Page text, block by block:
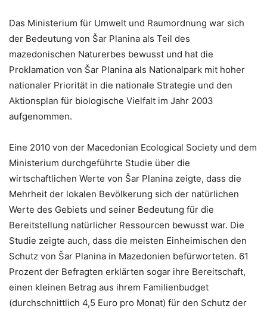
Das Ministerium für Umwelt und Raumordnung war sich
der Bedeutung von Šar Planina als Teil des
mazedonischen Naturerbes bewusst und hat die
Proklamation von Šar Planina als Nationalpark mit hoher
nationaler Priorität in die nationale Strategie und den
Aktionsplan für biologische Vielfalt im Jahr 2003
aufgenommen.
Eine 2010 von der Macedonian Ecological Society und dem
Ministerium durchgeführte Studie über die
wirtschaftlichen Werte von Šar Planina zeigte, dass die
Mehrheit der lokalen Bevölkerung sich der natürlichen
Werte des Gebiets und seiner Bedeutung für die
Bereitstellung natürlicher Ressourcen bewusst war. Die
Studie zeigte auch, dass die meisten Einheimischen den
Schutz von Šar Planina in Mazedonien befürworteten. 61
Prozent der Befragten erklärten sogar ihre Bereitschaft,
einen kleinen Betrag aus ihrem Familienbudget
(durchschnittlich 4,5 Euro pro Monat) für den Schutz der